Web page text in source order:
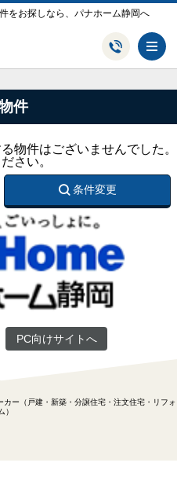
をお探しなら、パナホーム静岡へ
件
物件はございませんでした。
さい。
条件変更
PC向けサイトへ
ー（戸建・新築・分譲住宅・注文住宅・リフォ
）